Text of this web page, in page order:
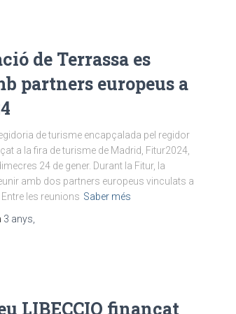
de Terrassa es
partners europeus a
de turisme encapçalada pel regidor
a la fira de turisme de Madrid, Fitur2024,
24 de gener. Durant la Fitur, la
amb dos partners europeus vinculats a
les reunions Saber més
3 anys
LIBECCIO finançat